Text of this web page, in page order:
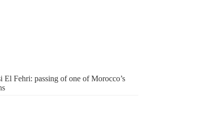
El Fehri: passing of one of Morocco’s